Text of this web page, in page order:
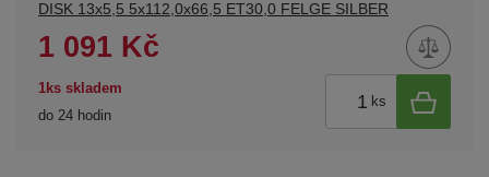
DISK 13x5,5 5x112,0x66,5 ET30,0 FELGE SILBER
1 091 Kč
1ks skladem
do 24 hodin
ks